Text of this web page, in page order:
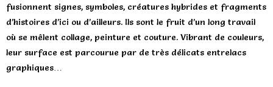
fusionnent signes, symboles, créatures hybrides et fragments
d’histoires d’ici ou d’ailleurs. Ils sont le fruit d’un long travail
où se mêlent collage, peinture et couture. Vibrant de couleurs,
leur surface est parcourue par de très délicats entrelacs
graphiques…